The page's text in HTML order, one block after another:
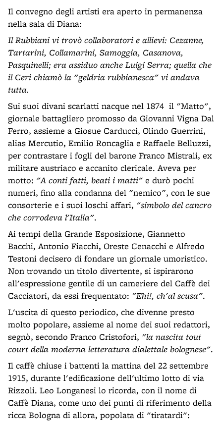
Il convegno degli artisti era aperto in permanenza
nella sala di Diana:
Il Rubbiani vi trovò collaboratori e allievi: Cezanne,
Tartarini, Collamarini, Samoggia, Casanova,
Pasquinelli; era assiduo anche Luigi Serra; quella che
il Ceri chiamò la "geldria rubbianesca" vi andava
tutta.
Sui suoi divani scarlatti nacque nel 1874 il "Matto",
giornale battagliero promosso da Giovanni Vigna Dal
Ferro, assieme a Giosue Carducci, Olindo Guerrini,
alias Mercutio, Emilio Roncaglia e Raffaele Belluzzi,
per contrastare i fogli del barone Franco Mistrali, ex
militare austriaco e accanito clericale. Aveva per
motto: "A conti fatti, beati i matti" e durò pochi
numeri, fino alla condanna del "nemico", con le sue
consorterie e i suoi loschi affari, "simbolo del cancro
che corrodeva l'Italia".
Ai tempi della Grande Esposizione, Giannetto
Bacchi, Antonio Fiacchi, Oreste Cenacchi e Alfredo
Testoni decisero di fondare un giornale umoristico.
Non trovando un titolo divertente, si ispirarono
all'espressione gentile di un cameriere del Caffè dei
Cacciatori, da essi frequentato: "Ehi!, ch'al scusa".
L'uscita di questo periodico, che divenne presto
molto popolare, assieme al nome dei suoi redattori,
segnò, secondo Franco Cristofori, "la nascita tout
court della moderna letteratura dialettale bolognese".
Il caffè chiuse i battenti la mattina del 22 settembre
1915, durante l'edificazione dell'ultimo lotto di via
Rizzoli. Leo Longanesi lo ricorda, con il nome di
Caffè Diana, come uno dei punti di riferimento della
ricca Bologna di allora, popolata di "tiratardi":